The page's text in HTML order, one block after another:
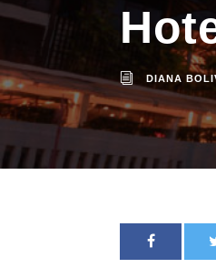
DIANA